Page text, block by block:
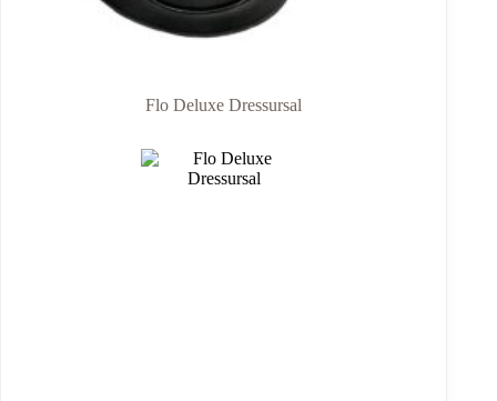
Flo Deluxe Dressursal